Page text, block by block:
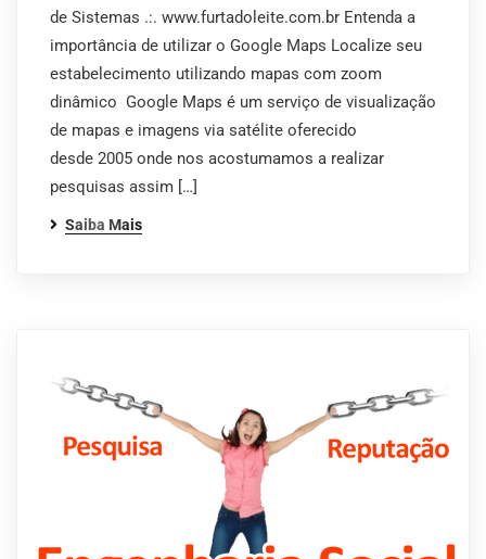
de Sistemas .:. www.furtadoleite.com.br Entenda a
importância de utilizar o Google Maps Localize seu
estabelecimento utilizando mapas com zoom
dinâmico Google Maps é um serviço de visualização
de mapas e imagens via satélite oferecido
desde 2005 onde nos acostumamos a realizar
pesquisas assim […]
Saiba Mais